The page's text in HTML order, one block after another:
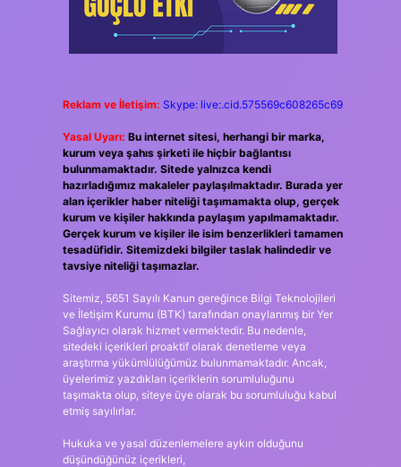
Reklam ve İletişim: Skype: live:.cid.575569c608265c69
Yasal Uyarı: Bu internet sitesi, herhangi bir marka,
kurum veya şahıs şirketi ile hiçbir bağlantısı
bulunmamaktadır. Sitede yalnızca kendi
hazırladığımız makaleler paylaşılmaktadır. Burada yer
alan içerikler haber niteliği taşımamakta olup, gerçek
kurum ve kişiler hakkında paylaşım yapılmamaktadır.
Gerçek kurum ve kişiler ile isim benzerlikleri tamamen
tesadüfidir. Sitemizdeki bilgiler taslak halindedir ve
tavsiye niteliği taşımazlar.
Sitemiz, 5651 Sayılı Kanun gereğince Bilgi Teknolojileri
ve İletişim Kurumu (BTK) tarafından onaylanmış bir Yer
Sağlayıcı olarak hizmet vermektedir. Bu nedenle,
sitedeki içerikleri proaktif olarak denetleme veya
araştırma yükümlülüğümüz bulunmamaktadır. Ancak,
üyelerimiz yazdıkları içeriklerin sorumluluğunu
taşımakta olup, siteye üye olarak bu sorumluluğu kabul
etmiş sayılırlar.
Hukuka ve yasal düzenlemelere aykırı olduğunu
düşündüğünüz içerikleri,